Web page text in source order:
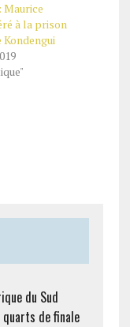
Maurice
à la prison
du Sud
de finale